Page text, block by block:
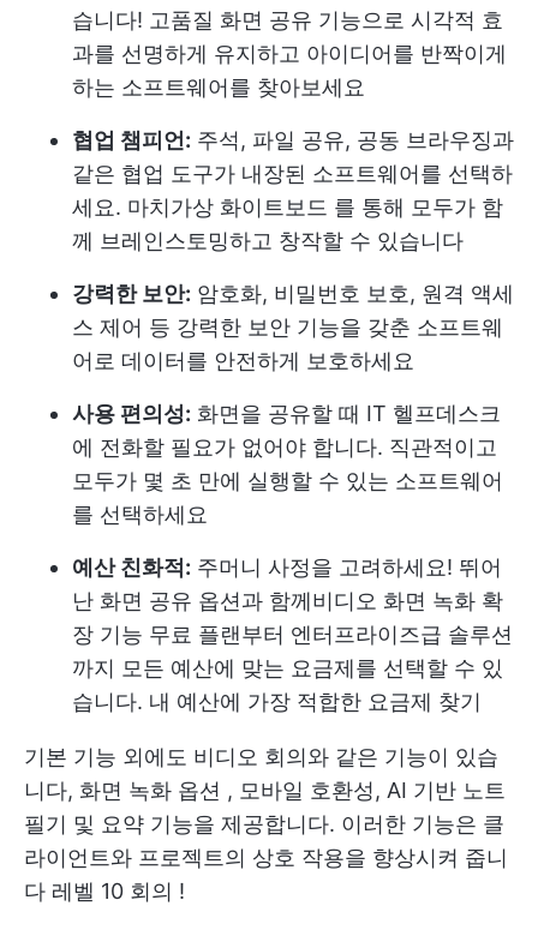
습니다! 고품질 화면 공유 기능으로 시각적 효
과를 선명하게 유지하고 아이디어를 반짝이게
하는 소프트웨어를 찾아보세요
협업 챔피언: 주석, 파일 공유, 공동 브라우징과
같은 협업 도구가 내장된 소프트웨어를 선택하
세요. 마치가상 화이트보드 를 통해 모두가 함
께 브레인스토밍하고 창작할 수 있습니다
강력한 보안: 암호화, 비밀번호 보호, 원격 액세
스 제어 등 강력한 보안 기능을 갖춘 소프트웨
어로 데이터를 안전하게 보호하세요
사용 편의성: 화면을 공유할 때 IT 헬프데스크
에 전화할 필요가 없어야 합니다. 직관적이고
모두가 몇 초 만에 실행할 수 있는 소프트웨어
를 선택하세요
예산 친화적: 주머니 사정을 고려하세요! 뛰어
난 화면 공유 옵션과 함께비디오 화면 녹화 확
장 기능 무료 플랜부터 엔터프라이즈급 솔루션
까지 모든 예산에 맞는 요금제를 선택할 수 있
습니다. 내 예산에 가장 적합한 요금제 찾기
기본 기능 외에도 비디오 회의와 같은 기능이 있습
니다, 화면 녹화 옵션 , 모바일 호환성, AI 기반 노트
필기 및 요약 기능을 제공합니다. 이러한 기능은 클
라이언트와 프로젝트의 상호 작용을 향상시켜 줍니
다 레벨 10 회의 !